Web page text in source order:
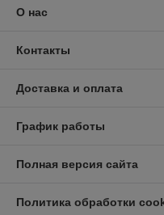
О нас
Контакты
Доставка и оплата
График работы
Полная версия сайта
Политика обработки